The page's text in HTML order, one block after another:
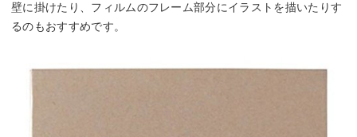
壁に掛けたり、フィルムのフレーム部分にイラストを描いたりす
るのもおすすめです。